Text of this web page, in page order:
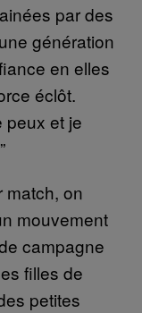
par des
génération
en elles
éclôt.
peux et je
match, on
mouvement
campagne
filles de
petites